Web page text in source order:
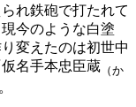
れ鉄砲で打たれて
今のような白塗
変えたのは初世中
名手本忠臣蔵 （か